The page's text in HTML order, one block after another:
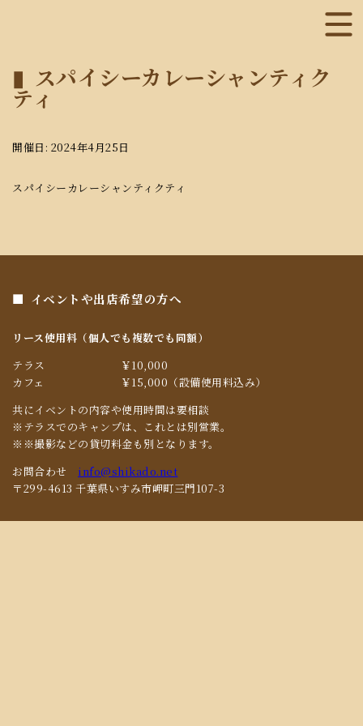
スパイシーカレーシャンティク
ティ
開催日: 2024年4月25日
スパイシーカレーシャンティクティ
イベントや出店希望の方へ
リース使用料（個人でも複数でも同額）
テラス
￥10,000
カフェ
￥15,000（設備使用料込み）
共にイベントの内容や使用時間は要相談
※テラスでのキャンプは、これとは別営業。
※※撮影などの貸切料金も別となります。
お問合わせ info@shikado.net
〒299-4613 千葉県いすみ市岬町三門107-3